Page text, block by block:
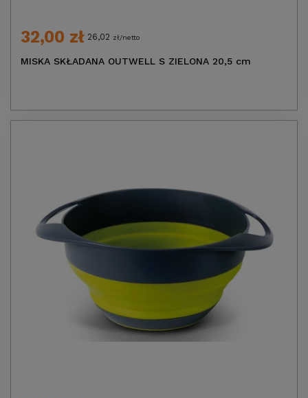
32,00 zł 26,02 zł/netto
MISKA SKŁADANA OUTWELL S ZIELONA 20,5 cm